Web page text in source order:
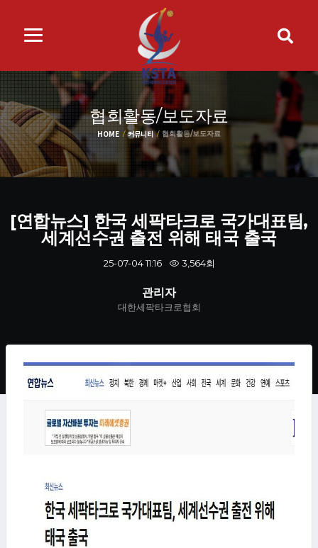
협회활동/보도자료
HOME 커뮤니티 협회활동/보도자료
[연합뉴스] 한국 세팍타크로 국가대표팀,
세계선수권 출전 위해 태국 출국
25-07-04 11:16 3,564회
관리자
대한세팍타크로협회